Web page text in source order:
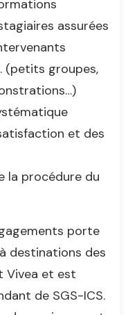
assurées
(petits groupes,
et des
la procédure du
porte
destinations des
et est
de SGS-ICS.